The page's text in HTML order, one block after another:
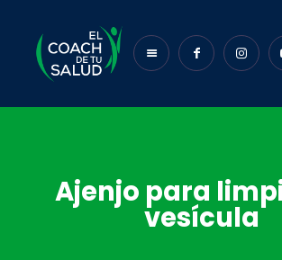
Ajenjo para
vesícula